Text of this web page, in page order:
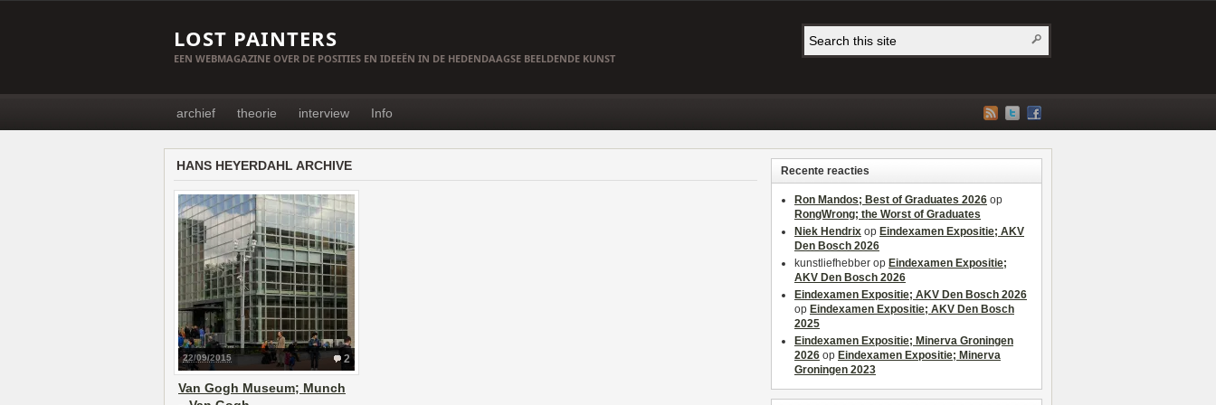
LOST PAINTERS
EEN WEBMAGAZINE OVER DE POSITIES EN IDEEËN IN DE HEDENDAAGSE BEELDENDE KUNST
archief theorie interview Info
HANS HEYERDAHL ARCHIVE
2
22/09/2015
Van Gogh Museum; Munch
Recente reacties
Ron Mandos; Best of Graduates 2026 op
RongWrong; the Worst of Graduates
Niek Hendrix op Eindexamen Expositie; AKV
Den Bosch 2026
kunstliefhebber op Eindexamen Expositie;
AKV Den Bosch 2026
Eindexamen Expositie; AKV Den Bosch 2026
op Eindexamen Expositie; AKV Den Bosch
2025
Eindexamen Expositie; Minerva Groningen
2026 op Eindexamen Expositie; Minerva
Groningen 2023